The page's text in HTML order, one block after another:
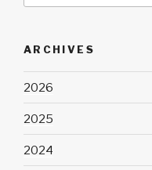
ARCHIVES
2026
2025
2024